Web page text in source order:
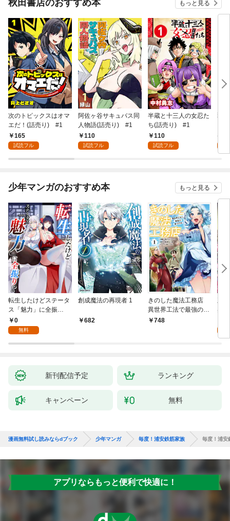
秋田書店のおすすめ本 もっと見る
次のトピックスはオマ
エだ！(話売り) #1
165
試読フル
阿佐ヶ谷サキュバス同
人物語(話売り) #1
110
試読フル
半蔵と十三人の女忍た
ち(話売り) #1
110
試読フル
弱
少年マンガのおすすめ本 もっと見る
転生したけどステータ
ス「魅力」に全振
り！？(1)
0
無料
創成魔法の再現者 1
682
きのした魔法工務店
異世界工法で最強の家
づくりを（コミック）
748
兆
る
新刊配信予定 ランキング
キャンペーン 無料
漫画無料試し読みならdブック 少年マンガ 毎度！浦安鉄筋家族 毎度！浦
アプリならもっと便利で快適に！